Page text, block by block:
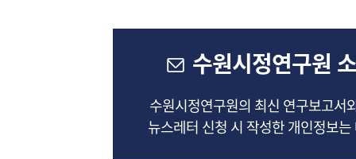
수원시정연구원
수원시정연구원의 최신 연구보고서
뉴스레터 신청 시 작성한 개인정보